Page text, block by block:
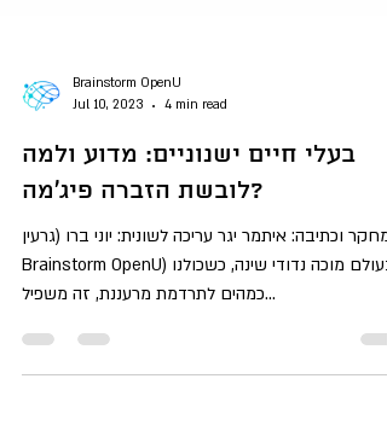
Jul 10, 2023
4 min read
בעלי חיים ישנוניים: מדוע ולמה
לובשת הזברה פיג'מה?
מחקר וכתיבה: איתמר יגר עריכה לשונית: יוני ברו (גרעין